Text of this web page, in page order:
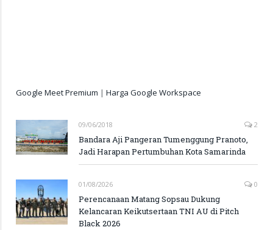
Google Meet Premium | Harga Google Workspace
09/06/2018 2
Bandara Aji Pangeran Tumenggung Pranoto,
Jadi Harapan Pertumbuhan Kota Samarinda
01/08/2026 0
Perencanaan Matang Sopsau Dukung
Kelancaran Keikutsertaan TNI AU di Pitch
Black 2026